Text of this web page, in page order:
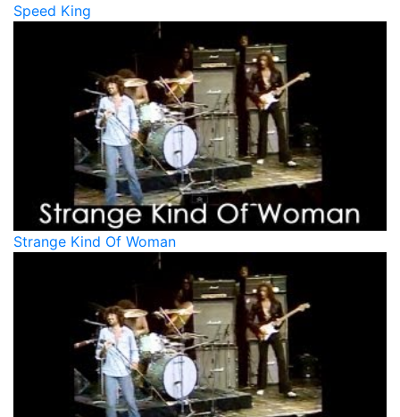
Speed King
Strange Kind Of Woman